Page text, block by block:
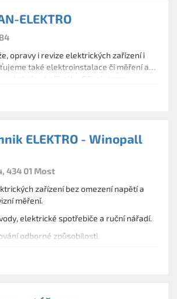
ELEKTRO
opravy i revize elektrických zařízení i
také elektroinstalace či měření a
kabelové přípojky. Připojujeme
Instalujeme podlahové topení,
vytápění. Fotogalerie
ELEKTRO - Winopall
434 01 Most
zařízení bez omezení napětí a
měření.
elektrické spotřebiče a ruční nářadí.
odborné způsobilosti.
činnost v oborech prevence před úrazy